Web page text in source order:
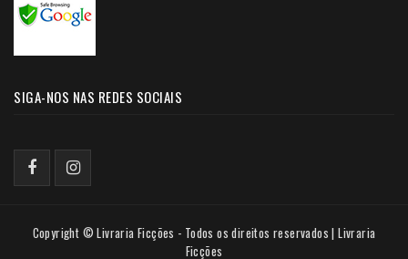
SIGA-NOS NAS REDES SOCIAIS
Copyright © Livraria Ficções - Todos os direitos reservados | Livraria
Ficções